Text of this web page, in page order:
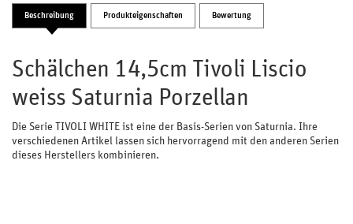
Beschreibung Produkteigenschaften Bewertung
Schälchen 14,5cm Tivoli Liscio
weiss Saturnia Porzellan
Die Serie TIVOLI WHITE ist eine der Basis-Serien von Saturnia. Ihre
verschiedenen Artikel lassen sich hervorragend mit den anderen Serien
dieses Herstellers kombinieren.